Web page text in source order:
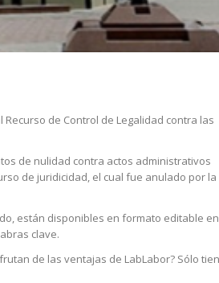
Recurso de Control de Legalidad contra las
de nulidad contra actos administrativos
de juridicidad, el cual fue anulado por la
están disponibles en formato editable en
clave.
de las ventajas de LabLabor? Sólo